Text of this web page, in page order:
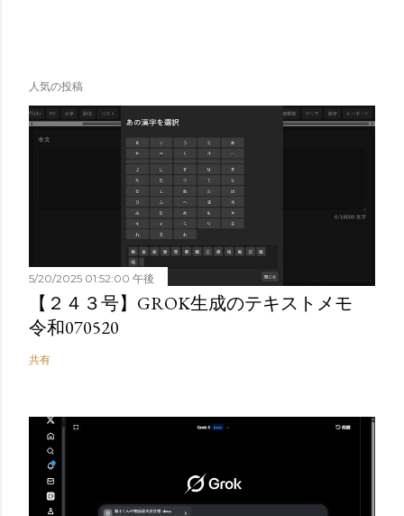
人気の投稿
5/20/2025 01:52:00 午後
【２４３号】GROK生成のテキストメモ
令和070520
共有